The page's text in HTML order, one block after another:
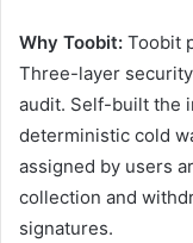
Why Toobit: Toobit
Three-layer
audit. Self-built the
deterministic cold
assigned by users
collection and
signatures.